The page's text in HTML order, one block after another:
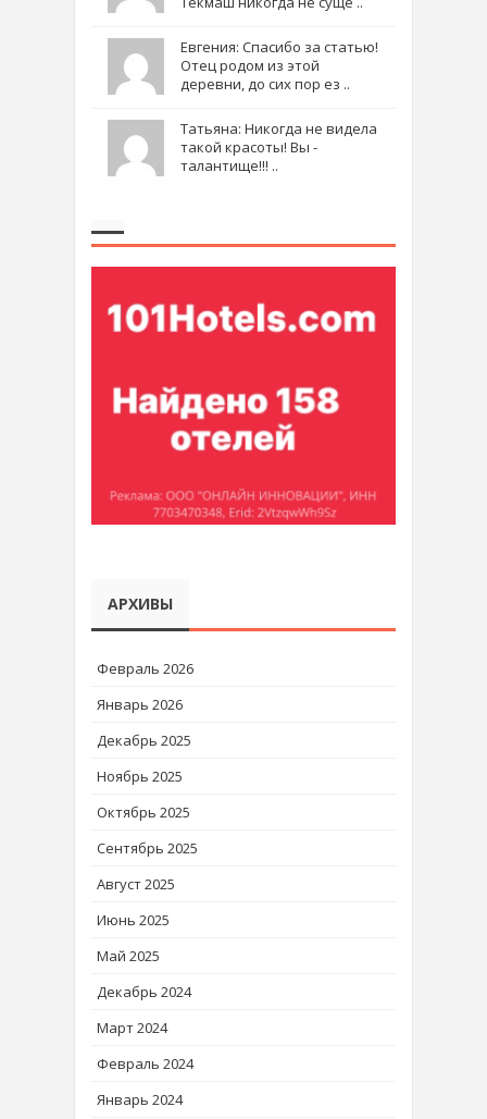
Евгения: Спасибо за статью!
Отец родом из этой
деревни, до сих пор ез ..
Татьяна: Никогда не видела
такой красоты! Вы -
талантище!!! ..
АРХИВЫ
Февраль 2026
Январь 2026
Декабрь 2025
Ноябрь 2025
Октябрь 2025
Сентябрь 2025
Август 2025
Июнь 2025
Май 2025
Декабрь 2024
Март 2024
Февраль 2024
Январь 2024